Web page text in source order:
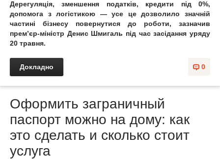
Дерегуляція, зменшення податків, кредити під 0%,
допомога з логістикою — усе це дозволило значній
частині бізнесу повернутися до роботи, зазначив
прем’єр-міністр Денис Шмигаль під час засідання уряду
20 травня.
0
Докладно
Оформить заграничный
паспорт можно на дому: как
это сделать и сколько стоит
услуга